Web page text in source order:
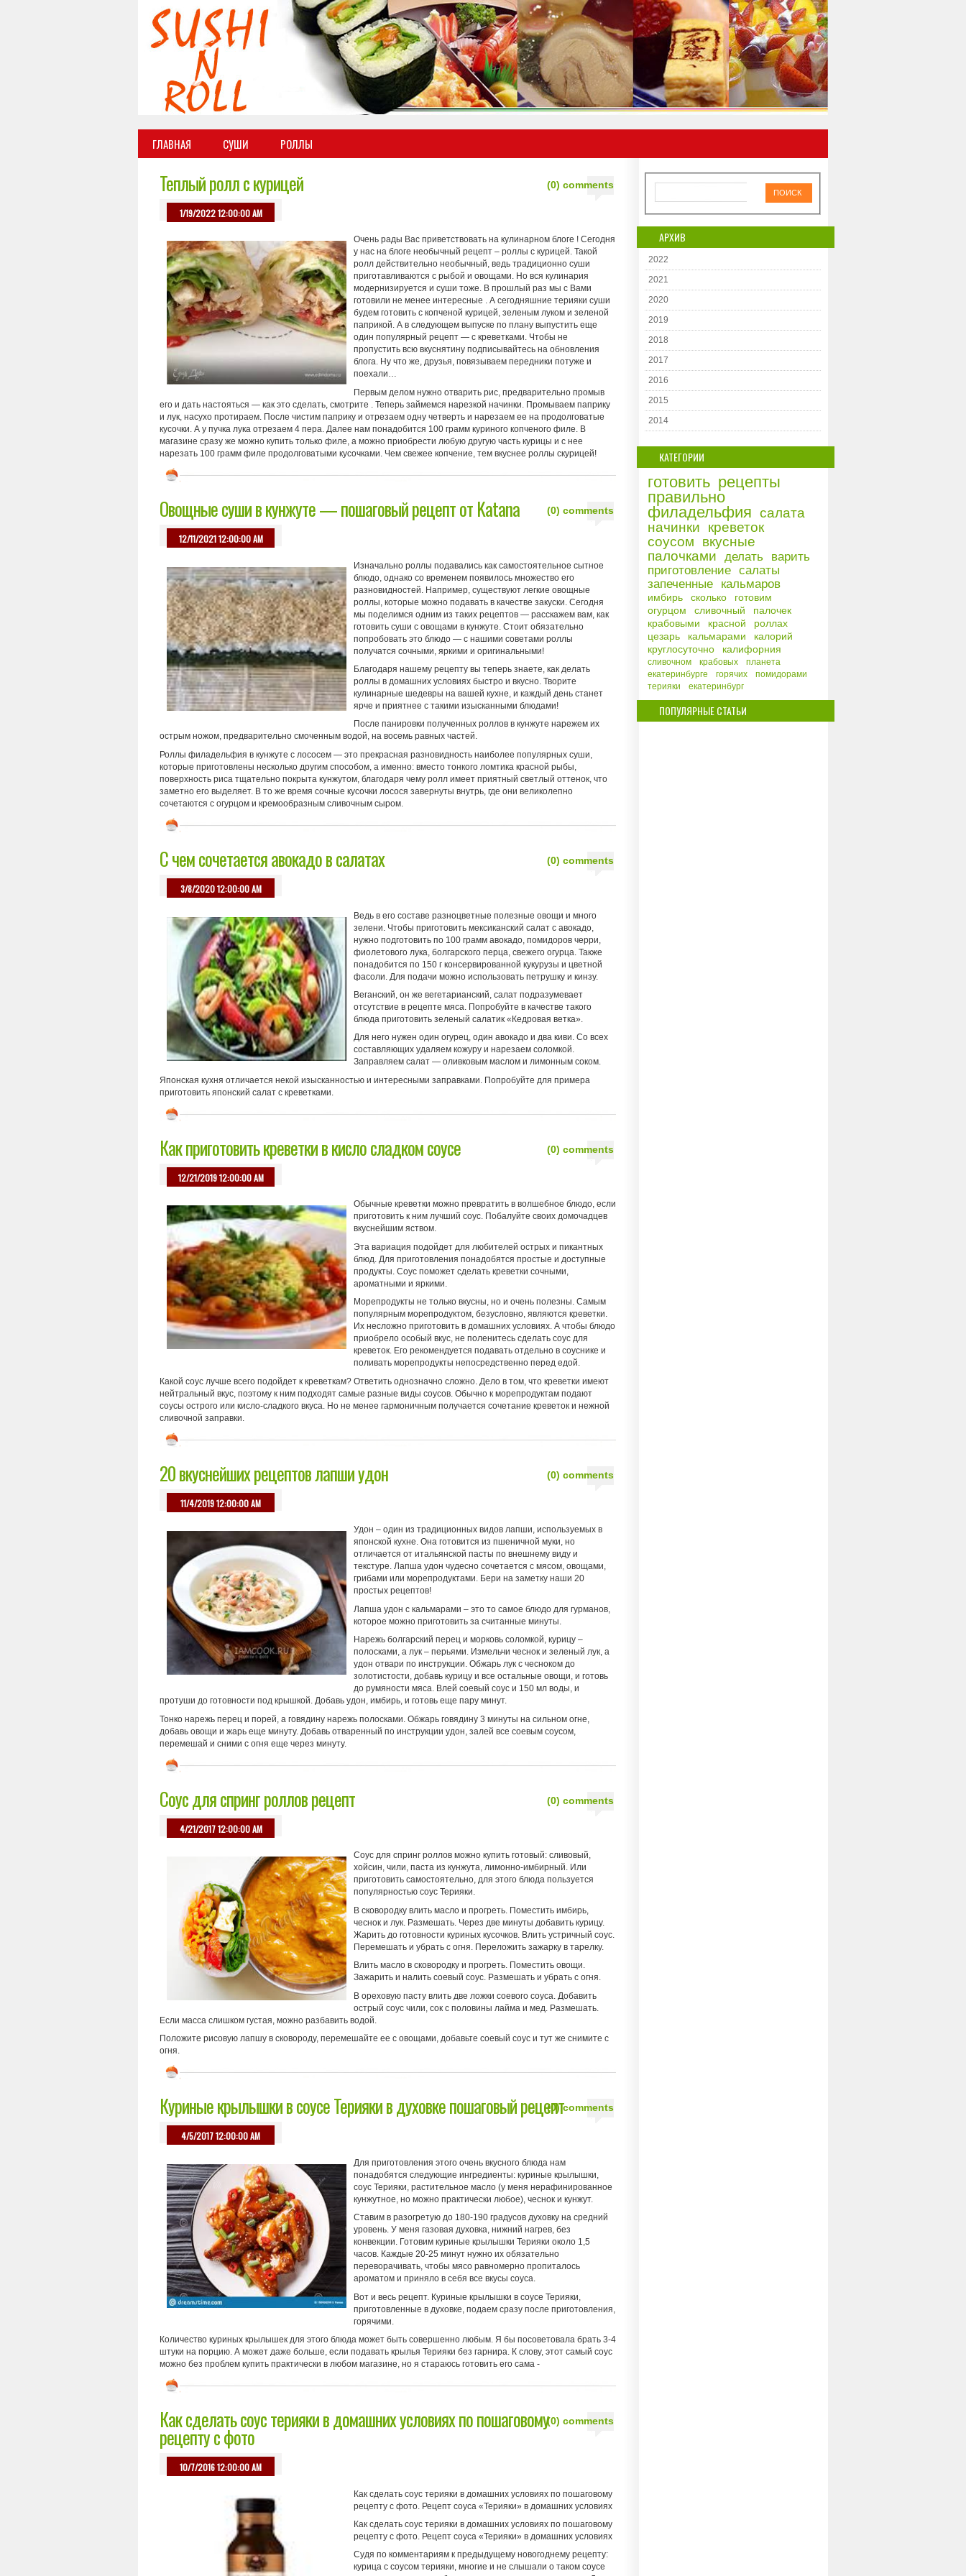
ГЛАВНАЯ СУШИ РОЛЛЫ
(0) comments
Теплый ролл с курицей
1/19/2022 12:00:00 AM
Очень рады Вас приветствовать на кулинарном блоге ! Сегодня
у нас на блоге необычный рецепт – роллы с курицей. Такой
ролл действительно необычный, ведь традиционно суши
приготавливаются с рыбой и овощами. Но вся кулинария
модернизируется и суши тоже. В прошлый раз мы с Вами
готовили не менее интересные . А сегодняшние терияки суши
будем готовить с копченой курицей, зеленым луком и зеленой
паприкой. А в следующем выпуске по плану выпустить еще
один популярный рецепт — с креветками. Чтобы не
пропустить всю вкуснятину подписывайтесь на обновления
блога. Ну что же, друзья, повязываем передники потуже и
поехали…
Первым делом нужно отварить рис, предварительно промыв
его и дать настояться — как это сделать, смотрите . Теперь займемся нарезкой начинки. Промываем паприку
и лук, насухо протираем. После чистим паприку и отрезаем одну четверть и нарезаем ее на продолговатые
кусочки. А у пучка лука отрезаем 4 пера. Далее нам понадобится 100 грамм куриного копченого филе. В
магазине сразу же можно купить только филе, а можно приобрести любую другую часть курицы и с нее
нарезать 100 грамм филе продолговатыми кусочками. Чем свежее копчение, тем вкуснее роллы скурицей!
(0) comments
Овощные суши в кунжуте — пошаговый рецепт от Katana
12/11/2021 12:00:00 AM
Изначально роллы подавались как самостоятельное сытное
блюдо, однако со временем появилось множество его
разновидностей. Например, существуют легкие овощные
роллы, которые можно подавать в качестве закуски. Сегодня
мы поделимся одним из таких рецептов — расскажем вам, как
готовить суши с овощами в кунжуте. Стоит обязательно
попробовать это блюдо — с нашими советами роллы
получатся сочными, яркими и оригинальными!
Благодаря нашему рецепту вы теперь знаете, как делать
роллы в домашних условиях быстро и вкусно. Творите
кулинарные шедевры на вашей кухне, и каждый день станет
ярче и приятнее с такими изысканными блюдами!
После панировки полученных роллов в кунжуте нарежем их
острым ножом, предварительно смоченным водой, на восемь равных частей.
Роллы филадельфия в кунжуте с лососем — это прекрасная разновидность наиболее популярных суши,
которые приготовлены несколько другим способом, а именно: вместо тонкого ломтика красной рыбы,
поверхность риса тщательно покрыта кунжутом, благодаря чему ролл имеет приятный светлый оттенок, что
заметно его выделяет. В то же время сочные кусочки лосося завернуты внутрь, где они великолепно
сочетаются с огурцом и кремообразным сливочным сыром.
(0) comments
С чем сочетается авокадо в салатах
3/8/2020 12:00:00 AM
Ведь в его составе разноцветные полезные овощи и много
зелени. Чтобы приготовить мексиканский салат с авокадо,
нужно подготовить по 100 грамм авокадо, помидоров черри,
фиолетового лука, болгарского перца, свежего огурца. Также
понадобится по 150 г консервированной кукурузы и цветной
фасоли. Для подачи можно использовать петрушку и кинзу.
Веганский, он же вегетарианский, салат подразумевает
отсутствие в рецепте мяса. Попробуйте в качестве такого
блюда приготовить зеленый салатик «Кедровая ветка».
Для него нужен один огурец, один авокадо и два киви. Со всех
составляющих удаляем кожуру и нарезаем соломкой.
Заправляем салат — оливковым маслом и лимонным соком.
Японская кухня отличается некой изысканностью и интересными заправками. Попробуйте для примера
приготовить японский салат с креветками.
(0) comments
Как приготовить креветки в кисло сладком соусе
12/21/2019 12:00:00 AM
Обычные креветки можно превратить в волшебное блюдо, если
приготовить к ним лучший соус. Побалуйте своих домочадцев
вкуснейшим яством.
Эта вариация подойдет для любителей острых и пикантных
блюд. Для приготовления понадобятся простые и доступные
продукты. Соус поможет сделать креветки сочными,
ароматными и яркими.
Морепродукты не только вкусны, но и очень полезны. Самым
популярным морепродуктом, безусловно, являются креветки.
Их несложно приготовить в домашних условиях. А чтобы блюдо
приобрело особый вкус, не поленитесь сделать соус для
креветок. Его рекомендуется подавать отдельно в соуснике и
поливать морепродукты непосредственно перед едой.
Какой соус лучше всего подойдет к креветкам? Ответить однозначно сложно. Дело в том, что креветки имеют
нейтральный вкус, поэтому к ним подходят самые разные виды соусов. Обычно к морепродуктам подают
соусы острого или кисло-сладкого вкуса. Но не менее гармоничным получается сочетание креветок и нежной
сливочной заправки.
(0) comments
20 вкуснейших рецептов лапши удон
11/4/2019 12:00:00 AM
Удон – один из традиционных видов лапши, используемых в
японской кухне. Она готовится из пшеничной муки, но
отличается от итальянской пасты по внешнему виду и
текстуре. Лапша удон чудесно сочетается с мясом, овощами,
грибами или морепродуктами. Бери на заметку наши 20
простых рецептов!
Лапша удон с кальмарами – это то самое блюдо для гурманов,
которое можно приготовить за считанные минуты.
Нарежь болгарский перец и морковь соломкой, курицу –
полосками, а лук – перьями. Измельчи чеснок и зеленый лук, а
удон отвари по инструкции. Обжарь лук с чесноком до
золотистости, добавь курицу и все остальные овощи, и готовь
до румяности мяса. Влей соевый соус и 150 мл воды, и
протуши до готовности под крышкой. Добавь удон, имбирь, и готовь еще пару минут.
Тонко нарежь перец и порей, а говядину нарежь полосками. Обжарь говядину 3 минуты на сильном огне,
добавь овощи и жарь еще минуту. Добавь отваренный по инструкции удон, залей все соевым соусом,
перемешай и сними с огня еще через минуту.
(0) comments
Соус для спринг роллов рецепт
4/21/2017 12:00:00 AM
Соус для спринг роллов можно купить готовый: сливовый,
хойсин, чили, паста из кунжута, лимонно-имбирный. Или
приготовить самостоятельно, для этого блюда пользуется
популярностью соус Терияки.
В сковородку влить масло и прогреть. Поместить имбирь,
чеснок и лук. Размешать. Через две минуты добавить курицу.
Жарить до готовности куриных кусочков. Влить устричный соус.
Перемешать и убрать с огня. Переложить зажарку в тарелку.
Влить масло в сковородку и прогреть. Поместить овощи.
Зажарить и налить соевый соус. Размешать и убрать с огня.
В ореховую пасту влить две ложки соевого соуса. Добавить
острый соус чили, сок с половины лайма и мед. Размешать.
Если масса слишком густая, можно разбавить водой.
Положите рисовую лапшу в сковороду, перемешайте ее с овощами, добавьте соевый соус и тут же снимите с
огня.
(0) comments
Куриные крылышки в соусе Терияки в духовке пошаговый рецепт
4/5/2017 12:00:00 AM
Для приготовления этого очень вкусного блюда нам
понадобятся следующие ингредиенты: куриные крылышки,
соус Терияки, растительное масло (у меня нерафинированное
кунжутное, но можно практически любое), чеснок и кунжут.
Ставим в разогретую до 180-190 градусов духовку на средний
уровень. У меня газовая духовка, нижний нагрев, без
конвекции. Готовим куриные крылышки Терияки около 1,5
часов. Каждые 20-25 минут нужно их обязательно
переворачивать, чтобы мясо равномерно пропиталось
ароматом и приняло в себя все вкусы соуса.
Вот и весь рецепт. Куриные крылышки в соусе Терияки,
приготовленные в духовке, подаем сразу после приготовления,
горячими.
Количество куриных крылышек для этого блюда может быть совершенно любым. Я бы посоветовала брать 3-4
штуки на порцию. А может даже больше, если подавать крылья Терияки без гарнира. К слову, этот самый соус
можно без проблем купить практически в любом магазине, но я стараюсь готовить его сама -
(0) comments
Как сделать соус терияки в домашних условиях по пошаговому
рецепту с фото
10/7/2016 12:00:00 AM
Как сделать соус терияки в домашних условиях по пошаговому
рецепту с фото. Рецепт соуса «Терияки» в домашних условиях
Как сделать соус терияки в домашних условиях по пошаговому
рецепту с фото. Рецепт соуса «Терияки» в домашних условиях
Судя по комментариям к предыдущему новогоднему рецепту:
курица с соусом терияки, многие и не слышали о таком соусе
АРХИВ
2022
2021
2020
2019
2018
2017
2016
2015
2014
КАТЕГОРИИ
готовить рецепты
правильно
филадельфия салата
начинки
креветок
соусом
вкусные
палочками
делать
варить
приготовление салаты
запеченные
кальмаров
имбирь сколько
готовим
огурцом
сливочный
палочек
крабовыми
красной
роллах
цезарь
кальмарами
калорий
круглосуточно
калифорния
сливочном крабовых
планета
екатеринбурге
горячих
помидорами
терияки
екатеринбург
ПОПУЛЯРНЫЕ СТАТЬИ